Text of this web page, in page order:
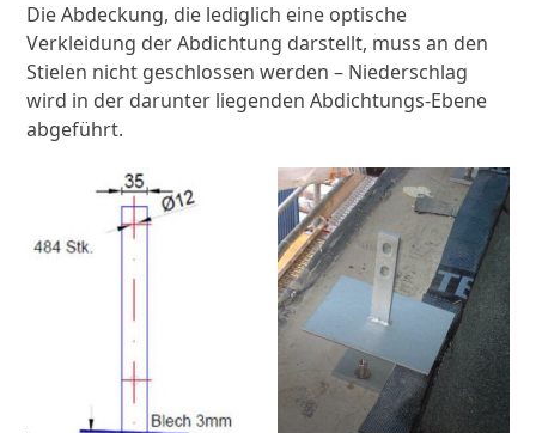
Die Abdeckung, die lediglich eine optische
Verkleidung der Abdichtung darstellt, muss an den
Stielen nicht geschlossen werden – Niederschlag
wird in der darunter liegenden Abdichtungs-Ebene
abgeführt.